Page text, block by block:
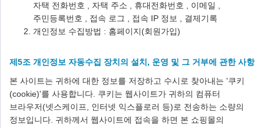
자택 전화번호 , 자택 주소 , 휴대전화번호 , 이메일 ,
주민등록번호 , 접속 로그 , 접속 IP 정보 , 결제기록
개인정보 수집방법 : 홈페이지(회원가입)
제5조 개인정보 자동수집 장치의 설치, 운영 및 그 거부에 관한 사항
본 사이트는 귀하에 대한 정보를 저장하고 수시로 찾아내는 '쿠키
(cookie)'를 사용합니다. 쿠키는 웹사이트가 귀하의 컴퓨터
브라우저(넷스케이프, 인터넷 익스플로러 등)로 전송하는 소량의
정보입니다. 귀하께서 웹사이트에 접속을 하면 본 쇼핑몰의